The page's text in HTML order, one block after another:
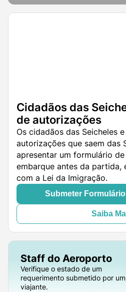
Cidadãos das
de autorizações
Os cidadãos das Seicheles
autorizações que saem das
apresentar um formulário
embarque antes da partida,
com a Lei da Imigração.
Submeter
Saiba
Staff do Aeroporto
Verifique o estado de um
requerimento submetido por um
viajante.